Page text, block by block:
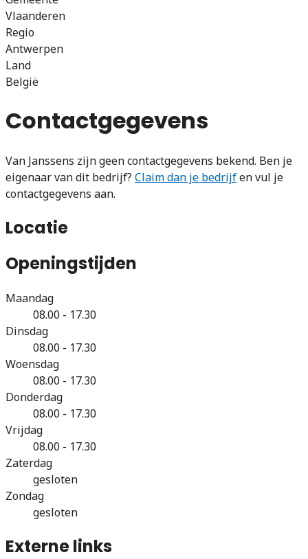
Vlaanderen
Regio
Antwerpen
Land
België
Contactgegevens
Van Janssens zijn geen contactgegevens bekend. Ben je
eigenaar van dit bedrijf? Claim dan je bedrijfen vul je
contactgegevens aan.
Locatie
Openingstijden
Maandag
08.00 - 17.30
Dinsdag
08.00 - 17.30
Woensdag
08.00 - 17.30
Donderdag
08.00 - 17.30
Vrijdag
08.00 - 17.30
Zaterdag
gesloten
Zondag
gesloten
Externe links